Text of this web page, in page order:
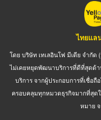
ไทยแล
โดย บริษัท เทเลอินโฟ มีเดีย จำกัด
ไม่เคยหยุดพัฒนาบริการที่ดีที่สุดด้า
บริการ จากผู้ประกอบการที่เชื่อ
ครอบคลุมทุกหมวดธุรกิจมากที่สุด
หมาย